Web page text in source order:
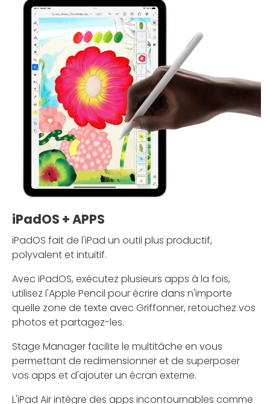
iPadOS + APPS
iPadOS fait de l'iPad un outil plus productif,
polyvalent et intuitif.
Avec iPadOS, exécutez plusieurs apps à la fois,
utilisez l'Apple Pencil pour écrire dans n'importe
quelle zone de texte avec Griffonner, retouchez vos
photos et partagez-les.
Stage Manager facilite le multitâche en vous
permettant de redimensionner et de superposer
vos apps et d'ajouter un écran externe.
L'iPad Air intègre des apps incontournables comme